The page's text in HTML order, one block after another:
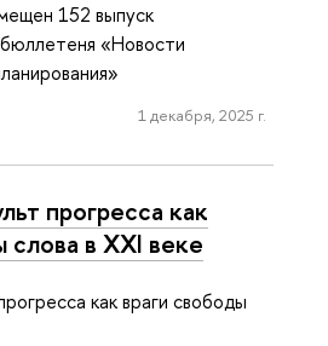
152 выпуск
«Новости
1 декабря, 2025 г.
прогресса как
слова в XXI веке
как враги свободы